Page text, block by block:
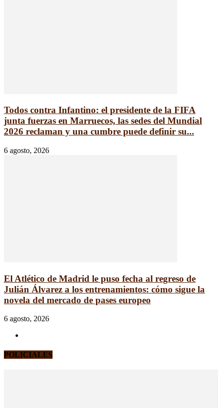
Todos contra Infantino: el presidente de la FIFA
junta fuerzas en Marruecos, las sedes del Mundial
2026 reclaman y una cumbre puede definir su...
6 agosto, 2026
El Atlético de Madrid le puso fecha al regreso de
Julián Álvarez a los entrenamientos: cómo sigue la
novela del mercado de pases europeo
6 agosto, 2026
POLICIALES